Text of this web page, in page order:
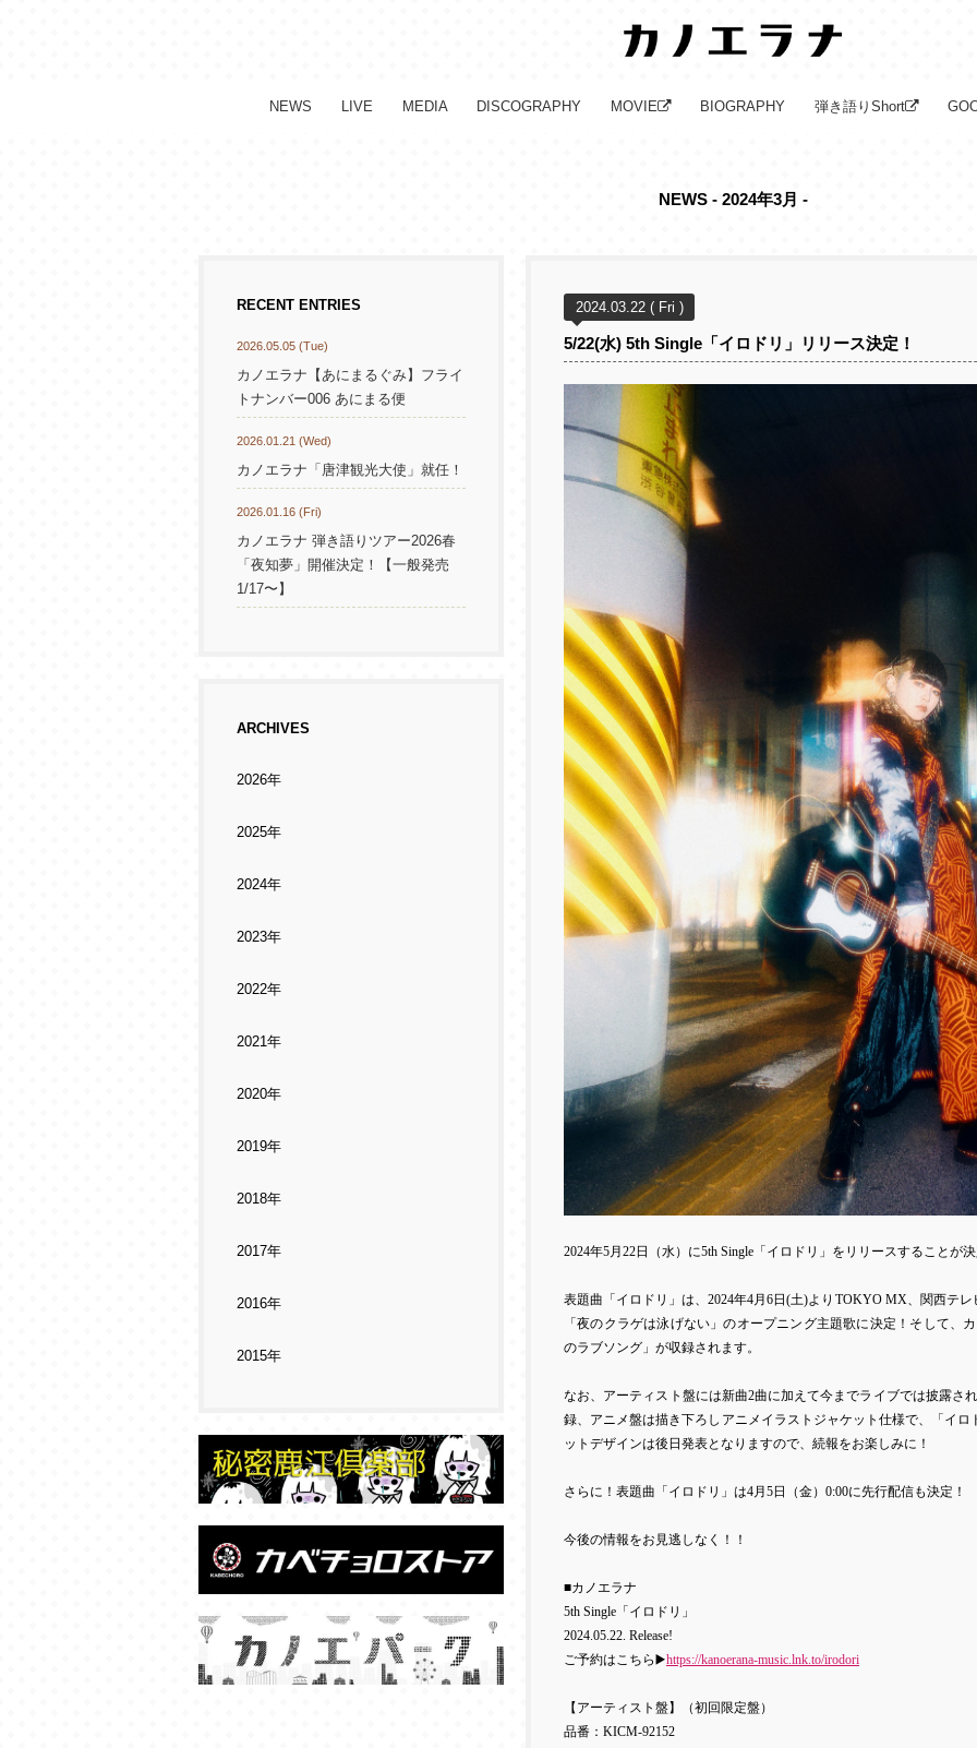
NEWS LIVE MEDIA DISCOGRAPHY MOVIE BIOGRAPHY 弾き語りShort
NEWS - 2024年3月 -
2024.03.22 ( Fri )
5/22(水) 5th Single「イロドリ」リリース決定！
2024年5月 22日（水）に5th Single 「イロドリ」をリリースすることが
表題曲「イロドリ」は、2024年4月6日(土)より TOKYO MX、関西テレ
「夜のクラゲは泳げない」のオープニング主題歌に決定！そして、
のラブソング」が収録されます。
なお、アーティスト盤には新曲2曲に加えて今までライブでは披露さ
録、アニメ盤は描き下ろしアニメイラストジャケット仕様で、「イロ
ットデザインは後日発表となりますので、続報をお楽しみに！
さらに！表題曲「イロドリ」は4月 5日（金） 0:00に先行配信も決定！
今後の情報をお見逃しなく！！
■カノエラナ
5th Single 「イロドリ」
2024.05.22. Release!
ご予約はこちら ▶️https://kanoerana-music.lnk.to/irodori
【アーティスト盤】（初回限定盤）
品番： KICM-92152
RECENT ENTRIES
2026.05.05 (Tue)
カノエラナ【あにまるぐみ】フライ
トナンバー006 あにまる便
2026.01.21 (Wed)
カノエラナ「唐津観光大使」就任！
2026.01.16 (Fri)
カノエラナ 弾き語りツアー2026春
「夜知夢」開催決定！【一般発売
1/17〜】
ARCHIVES
2026年
2025年
2024年
2023年
2022年
2021年
2020年
2019年
2018年
2017年
2016年
2015年